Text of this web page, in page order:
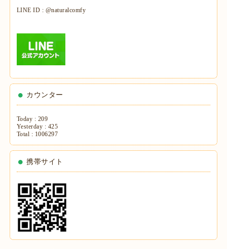
LINE ID : @naturalcomfy
カウンター
Today : 209
Yesterday : 425
Total : 1006297
携帯サイト